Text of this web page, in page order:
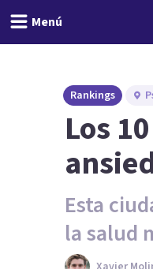
Menú
Rankings
Los
Esta
la salud